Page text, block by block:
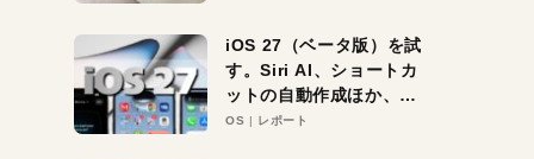
iOS 27（ベータ版）を試
す。Siri AI、ショートカ
ットの自動作成ほか、期
待大の便利機能5選。
OS レポート